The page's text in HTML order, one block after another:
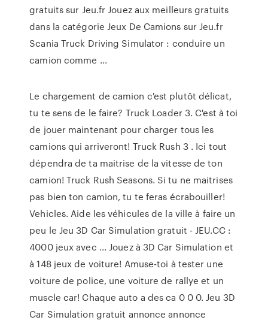
gratuits sur Jeu.fr Jouez aux meilleurs gratuits
dans la catégorie Jeux De Camions sur Jeu.fr
Scania Truck Driving Simulator : conduire un
camion comme ...
Le chargement de camion c'est plutôt délicat,
tu te sens de le faire? Truck Loader 3. C'est à toi
de jouer maintenant pour charger tous les
camions qui arriveront! Truck Rush 3 . Ici tout
dépendra de ta maitrise de la vitesse de ton
camion! Truck Rush Seasons. Si tu ne maitrises
pas bien ton camion, tu te feras écrabouiller!
Vehicles. Aide les véhicules de la ville à faire un
peu le Jeu 3D Car Simulation gratuit - JEU.CC :
4000 jeux avec ... Jouez à 3D Car Simulation et
à 148 jeux de voiture! Amuse-toi à tester une
voiture de police, une voiture de rallye et un
muscle car! Chaque auto a des ca 0 0 0. Jeu 3D
Car Simulation gratuit annonce annonce